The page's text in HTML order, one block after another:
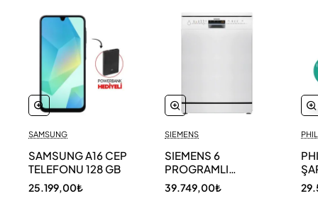
SAMSUNG
SAMSUNG A16 CEP
TELEFONU 128 GB
25.199,00₺
SIEMENS
SIEMENS 6
PROGRAMLI
BULAŞIK MAKİNESİ
SN216W00DT
39.749,00₺
11